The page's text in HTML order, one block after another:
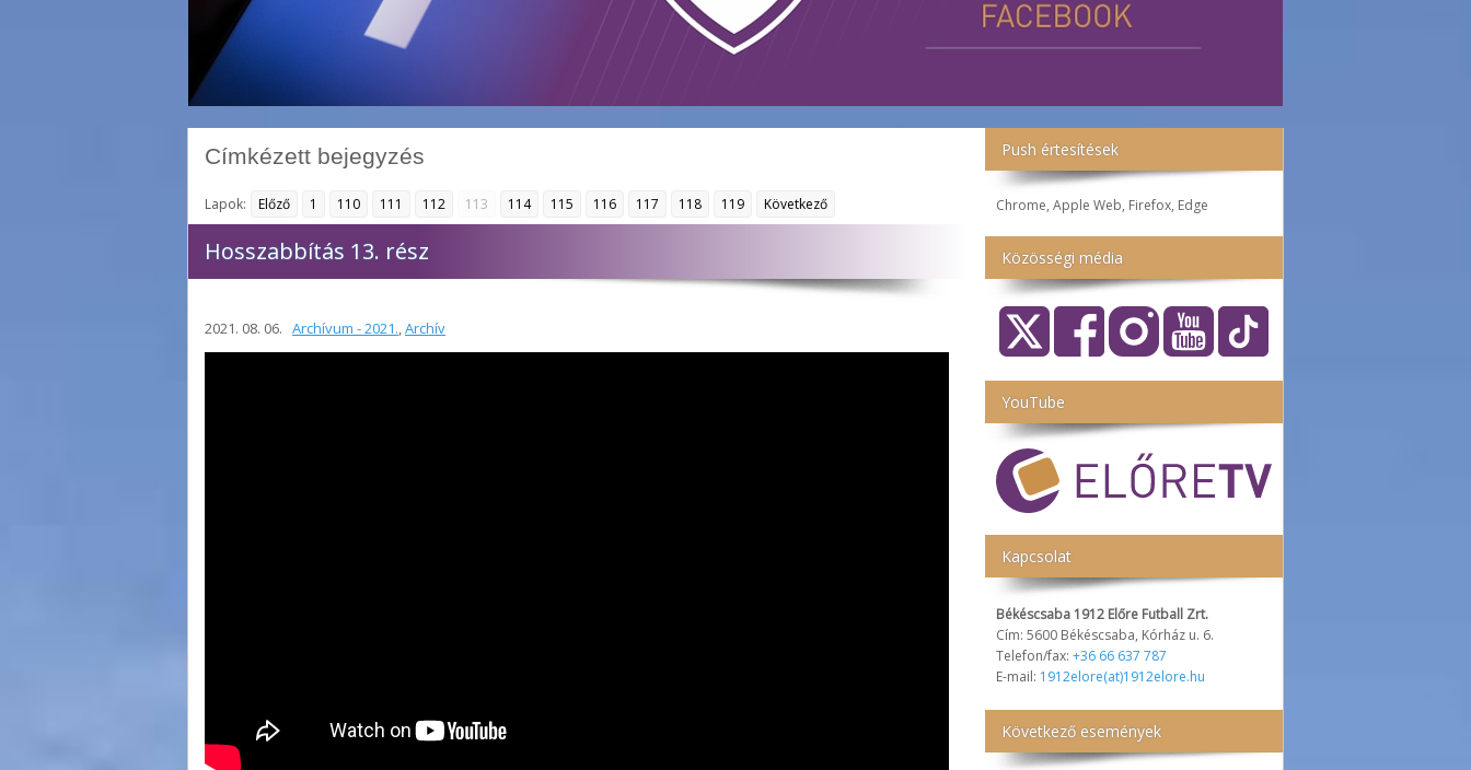
Push értesítések
Chrome, Apple Web, Firefox, Edge
Közösségi média
YouTube
Kapcsolat
Békéscsaba 1912 Előre Futball Zrt.
Cím: 5600 Békéscsaba, Kórház u. 6.
Telefon/fax: +36 66 637 787
E-mail: 1912elore(at)1912elore.hu
Következő események
Címkézett bejegyzés
Lapok: Előző 1 110 111 112 113 114 115 116 117 118 119 Következő
Hosszabbítás 13. rész
2021. 08. 06. Archívum - 2021.,Archív